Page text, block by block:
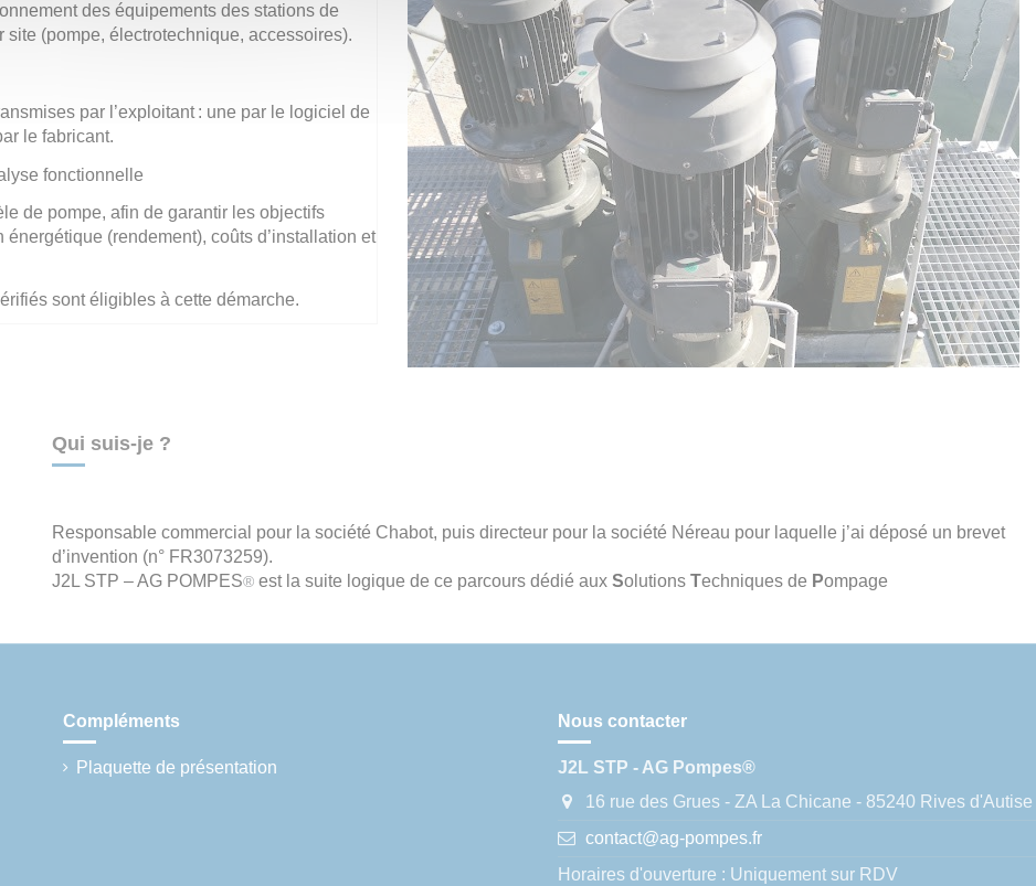
des équipements des stations de
(pompe, électrotechnique, accessoires).
par l’exploitant : une par le logiciel de
le fabricant.
fonctionnelle
de pompe, afin de garantir les objectifs
(rendement), coûts d’installation et
sont éligibles à cette démarche.
Qui suis-je ?
Responsable commercial pour la société Chabot, puis directeur pour la société Néreau pour laquelle j’ai déposé un brevet
d’invention (n° FR3073259).
J2L STP – AG POMPES®est la suite logique de ce parcours dédié aux Solutions Techniques de Pompage​
Compléments
Plaquette de présentation
Nous contacter
J2L STP - AG Pompes®
16 rue des Grues - ZA La Chicane - 85240 Rives d'Autise
contact@ag-pompes.fr
Horaires d'ouverture : Uniquement sur RDV